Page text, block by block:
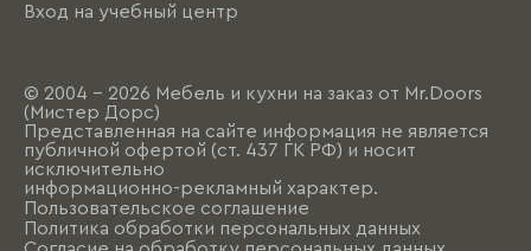
Вход на учебный центр
© 2004 - 2026 Мебель и кухни на заказ от Mr.Doors
(Мистер Дорс)
Представленная на сайте информация не является
публичной офертой (ст. 437 ГК РФ) и носит
исключительно
информационно-рекламный характер.
Пользовательское соглашение
Политика обработки персональных данных